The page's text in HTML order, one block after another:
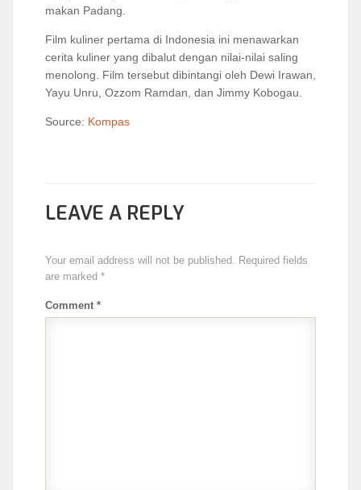
makan Padang.
Film kuliner pertama di Indonesia ini menawarkan
cerita kuliner yang dibalut dengan nilai-nilai saling
menolong. Film tersebut dibintangi oleh Dewi Irawan,
Yayu Unru, Ozzom Ramdan, dan Jimmy Kobogau.
Source: Kompas
LEAVE A REPLY
Your email address will not be published. Required fields
are marked *
Comment *